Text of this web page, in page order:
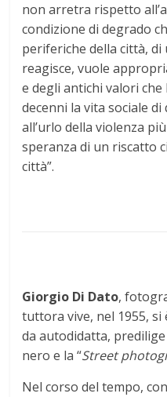
non arretra rispetto
condizione di degrado
periferiche della città,
reagisce, vuole
e degli antichi valori
decenni la vita sociale
all’urlo della violenza
speranza di un riscatto
città”.
Giorgio Di Dato,
tuttora vive, nel 1955,
da autodidatta,
nero e la “Street
Nel corso del tempo,